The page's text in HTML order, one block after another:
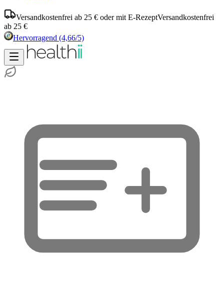
Versandkostenfrei ab 25 € oder mit E-RezeptVersandkostenfrei
ab 25 €
Hervorragend (4,66/5)